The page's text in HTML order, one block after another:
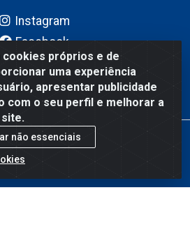
próprios e de
uma experiência
apresentar publicidade
com o seu perfil e melhorar a
site.
não essenciais
Instagram
Facebook
YouTube
Linkedin
Friggi, 451 - Vista Verde, São José
430 - CNPJ 08.978.600/0004-83